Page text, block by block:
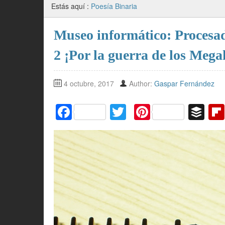
Estás aquí : Poesía Binaria
Museo informático:
2 ¡Por la guerra de los
4 octubre, 2017 Author: Gaspar Fernández
F
a
c
e
b
o
o
T
w
itt
er
Pi
nt
er
e
st
B
uf
f
er o